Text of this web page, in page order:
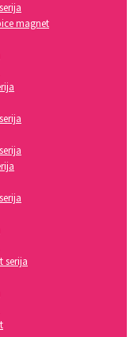
magnet
serija